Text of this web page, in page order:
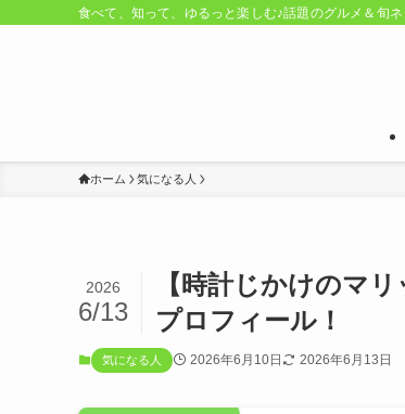
食べて、知って、ゆるっと楽しむ♪話題のグルメ＆旬ネ
ホーム 気になる人
【時計じかけのマ
プロフィール！
2026
6/13
気になる人 2026年6月10日 2026年6月13日